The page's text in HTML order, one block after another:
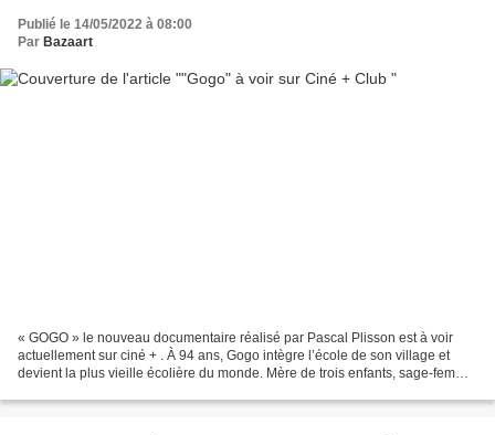
Publié le 14/05/2022 à 08:00
Par Bazaart
« GOGO » le nouveau documentaire réalisé par Pascal Plisson est à voir
actuellement sur ciné + . À 94 ans, Gogo intègre l’école de son village et
devient la plus vieille écolière du monde. Mère de trois enfants, sage-femme